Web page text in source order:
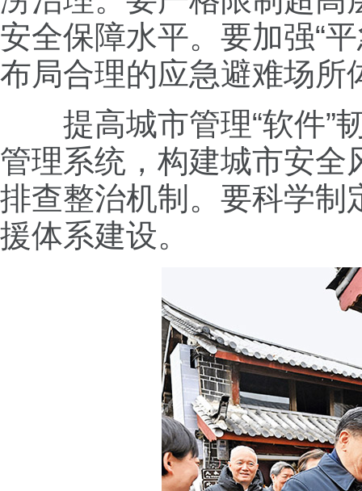
安全保障水平。要加强“
布局合理的应急避难场所
提高城市管理“软件”韧
管理系统，构建城市安全
排查整治机制。要科学制
援体系建设。